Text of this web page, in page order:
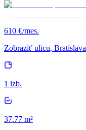
610 €/mes.
Zobraziť ulicu,
1 izb.
37.77 m²